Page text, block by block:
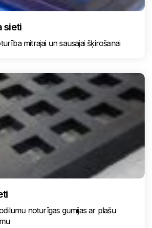
sieti
mitrajai un sausajai šķirošanai
noturīgas gumijas ar plašu